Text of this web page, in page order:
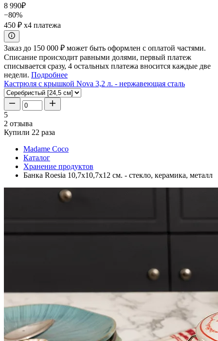
8 990₽
−80%
450 ₽ x4 платежа
Заказ до 150 000 ₽ может быть оформлен с оплатой частями.
Списание происходит равными долями, первый платеж
списывается сразу, 4 остальных платежа вносится каждые две
недели. Подробнее
Кастрюля с крышкой Nova 3,2 л. - нержавеющая сталь
5
2 отзыва
Купили 22 раза
Madame Coco
Каталог
Хранение продуктов
Банка Roesia 10,7x10,7x12 см. - стекло, керамика, металл